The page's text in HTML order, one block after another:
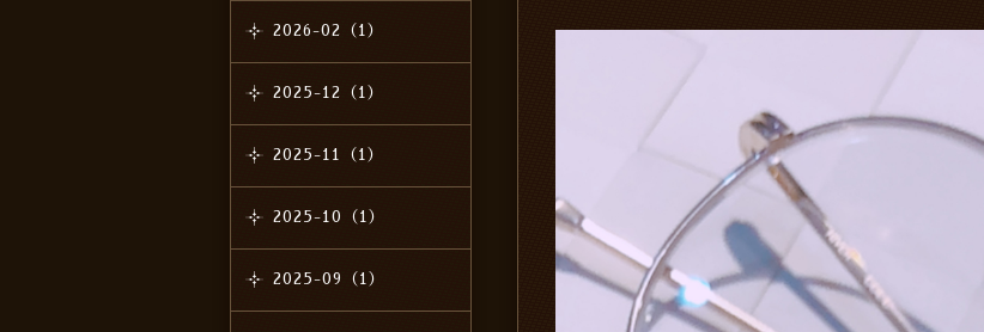
2026-02（1）
2025-12（1）
2025-11（1）
2025-10（1）
2025-09（1）